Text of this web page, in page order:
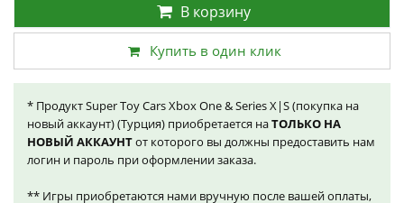
В корзину
Купить в один клик
* Продукт Super Toy Cars Xbox One & Series X|S (покупка на
новый аккаунт) (Турция) приобретается наТОЛЬКО НА
НОВЫЙ АККАУНТот которого вы должны предоставить нам
логин и пароль при оформлении заказа.
** Игры приобретаются нами вручную после вашей оплаты,